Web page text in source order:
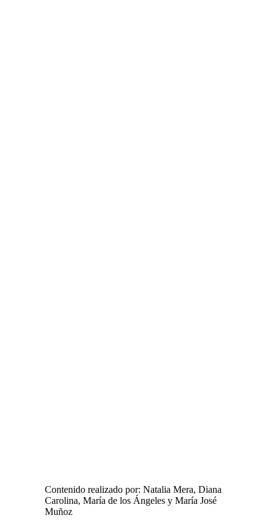
Contenido realizado por: Natalia Mera, Diana
Carolina, María de los Ángeles y María José
Muñoz